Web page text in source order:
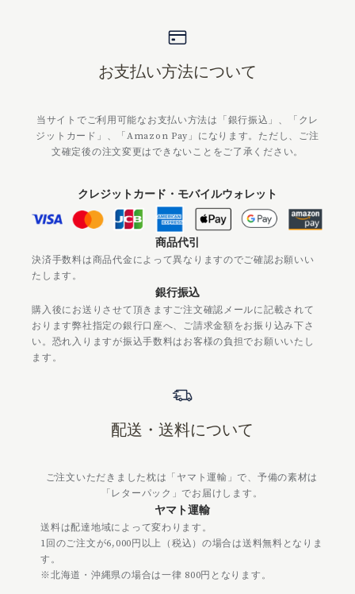
お支払い方法について
当サイトでご利用可能なお支払い方法は「銀行振込」、「クレ
ジットカード」、「Amazon Pay」になります。ただし、ご注
文確定後の注文変更はできないことをご了承ください。
クレジットカード・モバイルウォレット
商品代引
決済手数料は商品代金によって異なりますのでご確認お願いい
たします。
銀行振込
購入後にお送りさせて頂きますご注文確認メールに記載されて
おります弊社指定の銀行口座へ、ご請求金額をお振り込み下さ
い。恐れ入りますが振込手数料はお客様の負担でお願いいたし
ます。
配送・送料について
ご注文いただきました枕は「ヤマト運輸」で、予備の素材は
「レターパック」でお届けします。
ヤマト運輸
送料は配達地域によって変わります。
1回のご注文が6,000円以上（税込）の場合は送料無料となりま
す。
※北海道・沖縄県の場合は一律 800円となります。